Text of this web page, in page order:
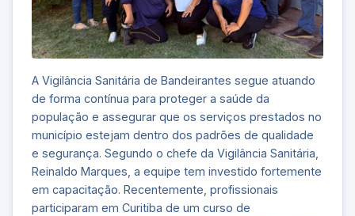
A Vigilância Sanitária de Bandeirantes segue atuando
de forma contínua para proteger a saúde da
população e assegurar que os serviços prestados no
município estejam dentro dos padrões de qualidade
e segurança. Segundo o chefe da Vigilância Sanitária,
Reinaldo Marques, a equipe tem investido fortemente
em capacitação. Recentemente, profissionais
participaram em Curitiba de um curso de